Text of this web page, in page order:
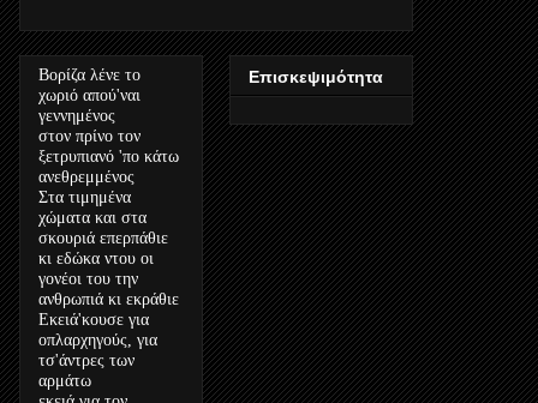
Βορίζα λένε το
χωριό απού'ναι
γεννημένος
στον πρίνο τον
ξετρυπιανό 'πο κάτω
ανεθρεμμένος
Στα τιμημένα
χώματα και στα
σκουριά επερπάθιε
κι εδώκα ντου οι
γονέοι του την
ανθρωπιά κι εκράθιε
Εκειά'κουσε για
οπλαρχηγούς, για
τσ'άντρες των
αρμάτω
Επισκεψιμότητα